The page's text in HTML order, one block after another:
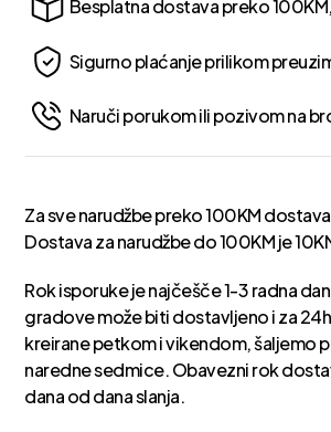
Besplatna dostava preko
Sigurno plaćanje prilikom
Naruči porukom ili pozivom na
Za sve narudžbe preko 100KM
Dostava za narudžbe do 100KM je
Rok isporuke je najčešče 1-3 radna
gradove može biti dostavljeno i za
kreirane petkom i vikendom, šaljemo
naredne sedmice. Obavezni rok
dana od dana slanja.